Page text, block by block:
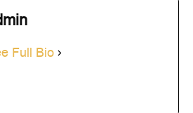
Full Bio